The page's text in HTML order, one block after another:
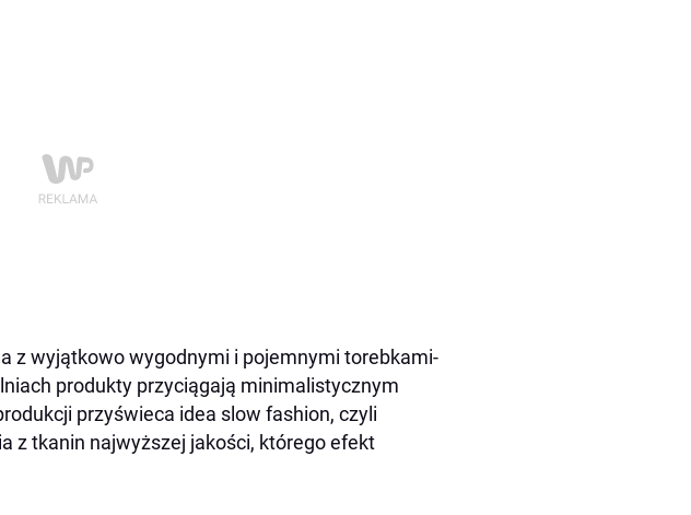
z wyjątkowo wygodnymi i pojemnymi torebkami-
produkty przyciągają minimalistycznym
przyświeca idea slow fashion, czyli
z tkanin najwyższej jakości, którego efekt